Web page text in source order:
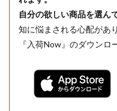
自分の欲しい商品を選ん
知に悩まされる心配があ
『入荷Now』のダウンロ